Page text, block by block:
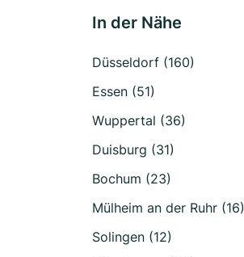
In der Nähe
Düsseldorf (160)
Essen (51)
Wuppertal (36)
Duisburg (31)
Bochum (23)
Mülheim an der Ruhr (16)
Solingen (12)